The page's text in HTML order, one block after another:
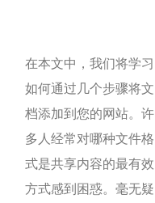
在本文中，我们将学习
如何通过几个步骤将文
档添加到您的网站。许
多人经常对哪种文件格
式是共享内容的最有效
方式感到困惑。毫无疑